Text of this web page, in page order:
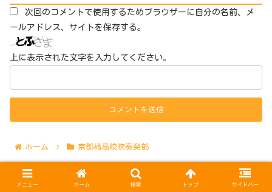
次回のコメントで使用するためブラウザーに自分の名前、メ
ールアドレス、サイトを保存する。
上に表示された文字を入力してください。
ホーム 京都橘高校吹奏楽部
メニュー ホーム 検索 トップ サイドバー